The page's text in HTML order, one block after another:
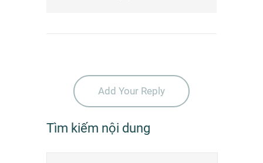
Tìm kiếm nội dung
Add Your Reply